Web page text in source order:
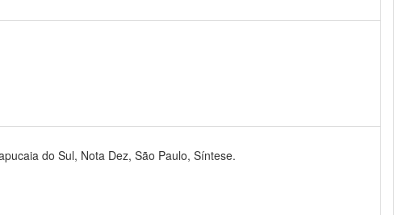
do Sul, Nota Dez, São Paulo, Síntese.